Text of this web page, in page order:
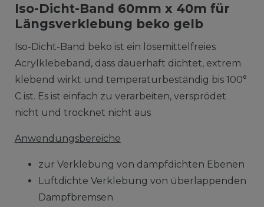
Iso-Dicht-Band 60mm x 40m für
Längsverklebung beko gelb
Iso-Dicht-Band beko ist ein lösemittelfreies
Acrylklebeband, dass dauerhaft dichtet, extrem
klebend wirkt und temperaturbeständig bis 100°
C ist. Es ist einfach zu verarbeiten, versprödet
nicht und trocknet nicht aus
Anwendungsbereiche
zur Verklebung von dampfdichten Ebenen
Luftdichte Verklebung von überlappenden
Dampfbremsen